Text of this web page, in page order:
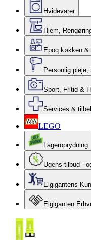
Hvidevarer
Hjem,
Epoq køkken &
Personlig
Sport, Fritid &
Services &
LEGO
Lageroprydning
Ugens tilbud -
Elgigantens
Elgiganten